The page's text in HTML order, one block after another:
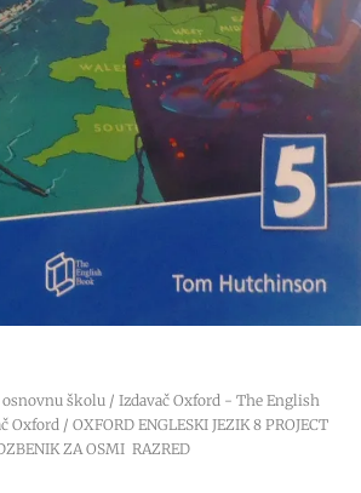
osnovnu školu / Izdavač Oxford - The English
Oxford / OXFORD ENGLESKI JEZIK 8 PROJECT
ZA OSMI RAZRED